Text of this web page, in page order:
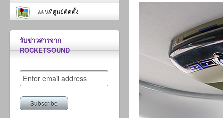
แผนที่ศูนย์ติดตั้ง
รับข่าวสารจาก
ROCKETSOUND